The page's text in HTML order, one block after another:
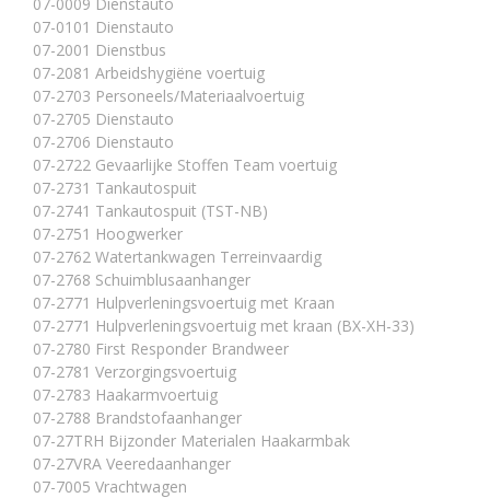
07-0101 Dienstauto
07-2001 Dienstbus
07-2081 Arbeidshygiëne voertuig
07-2703 Personeels/Materiaalvoertuig
07-2705 Dienstauto
07-2706 Dienstauto
07-2722 Gevaarlijke Stoffen Team voertuig
07-2731 Tankautospuit
07-2741 Tankautospuit (TST-NB)
07-2751 Hoogwerker
07-2762 Watertankwagen Terreinvaardig
07-2768 Schuimblusaanhanger
07-2771 Hulpverleningsvoertuig met Kraan
07-2771 Hulpverleningsvoertuig met kraan (BX-XH-33)
07-2780 First Responder Brandweer
07-2781 Verzorgingsvoertuig
07-2783 Haakarmvoertuig
07-2788 Brandstofaanhanger
07-27TRH Bijzonder Materialen Haakarmbak
07-27VRA Veeredaanhanger
07-7005 Vrachtwagen